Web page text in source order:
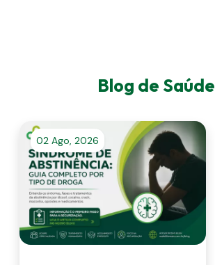
Blog de Saúde
02 Ago, 2026